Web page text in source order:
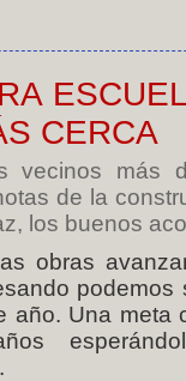
CERCA
vecinos más
de la
los buenos
obras
año. Una meta